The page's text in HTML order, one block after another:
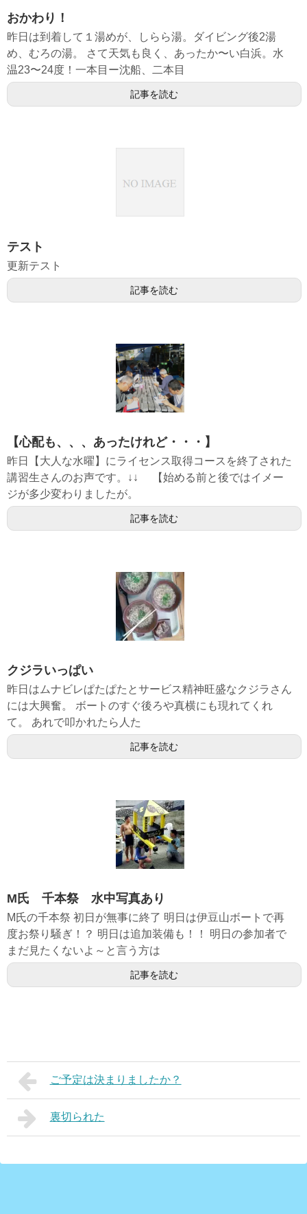
おかわり！
昨日は到着して１湯めが、しらら湯。ダイビング後2湯
め、むろの湯。 さて天気も良く、あったか〜い白浜。水
温23〜24度！一本目ー沈船、二本目
記事を読む
テスト
更新テスト
記事を読む
【心配も、、、あったけれど・・・】
昨日【大人な水曜】にライセンス取得コースを終了された
講習生さんのお声です。↓↓ 【始める前と後ではイメー
ジが多少変わりましたが。
記事を読む
クジラいっぱい
昨日はムナビレぱたぱたとサービス精神旺盛なクジラさん
には大興奮。 ボートのすぐ後ろや真横にも現れてくれ
て。 あれで叩かれたら人た
記事を読む
M氏 千本祭 水中写真あり
M氏の千本祭 初日が無事に終了 明日は伊豆山ボートで再
度お祭り騒ぎ！？ 明日は追加装備も！！ 明日の参加者で
まだ見たくないよ～と言う方は
記事を読む
ご予定は決まりましたか？
裏切られた